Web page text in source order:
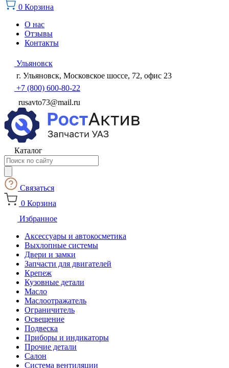
0 Корзина
О нас
Отзывы
Контакты
Ульяновск
г. Ульяновск, Московское шоссе, 72, офис 23
+7 (800) 600-80-22
rusavto73@mail.ru
Каталог
Поиск
товаров
Связаться
0 Корзина
Избранное
Аксессуары и автокосметика
Выхлопные системы
Двери и замки
Запчасти для двигателей
Крепеж
Кузовные детали
Масло
Маслоотражатель
Ограничитель
Освещение
Подвеска
Приборы и индикаторы
Прочие детали
Салон
Система вентиляции